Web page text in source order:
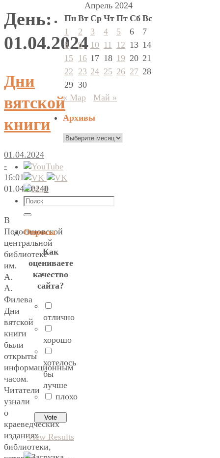
День:
01.04.2024
Дни
вятской
книги
01.04.2024
-
16:01
01.04.20240
В
Подосиновской
центральной
библиотеке
им.
А.
А.
Филева
Дни
вятской
книги
были
открыты
информационным
часом.
Читатели
узнали
о
краеведческих
изданиях
библиотеки,
Апрель 2024
Пн Вт Ср Чт Пт Сб Вс
1
2 3 4 5 6
7
8
9 10 11 12 13 14
15
16 17 18 19 20 21
22 23 24 25 26 27 28
29 30
« Мар
Май »
Архивы
Архивы
Что
искать:
Поиск
Опросы
Как
оцениваете
качество
сайта?
отлично
хорошо
хотелось
бы
лучше
плохо
View Results